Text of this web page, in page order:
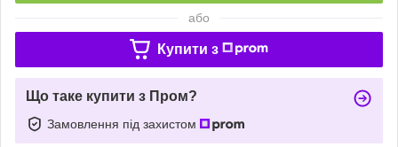
або
Купити з
Що таке купити з Пром?
Замовлення під захистом